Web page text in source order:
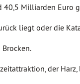
40,5 Milliarden Euro
liegt oder die
der